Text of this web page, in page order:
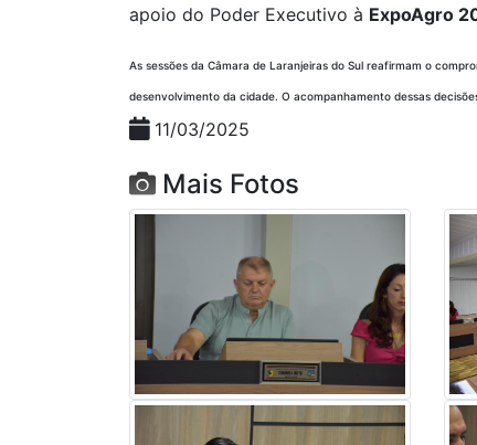
apoio do Poder Executivo à ExpoAgro
As sessões da Câmara de Laranjeiras do Sul reafirmam o
desenvolvimento da cidade. O acompanhamento dessas
11/03/2025
Mais Fotos